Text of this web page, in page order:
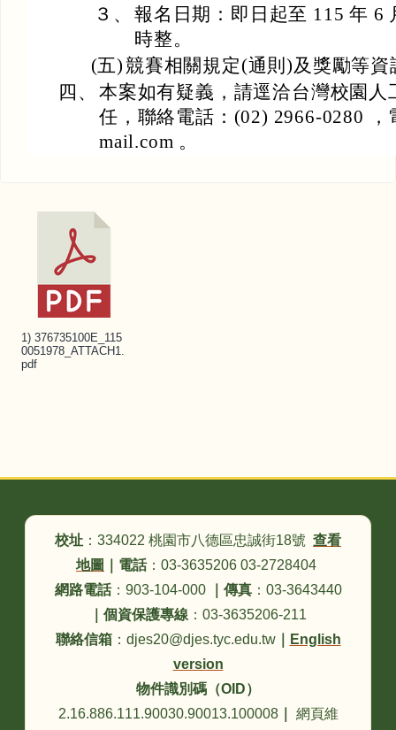
３、 報名日期：即日起至 115 年 6
時整。
(五)競賽相關規定(通則)及獎勵等資
四、 本案如有疑義，請逕洽台灣校園
任，聯絡電話：(02) 2966-0280 ，
mail.com 。
1) 376735100E_115
0051978_ATTACH1.
pdf
校址 ：334022 桃園市八德區忠誠街18號 查看
地圖
電話：03-3635206 03-2728404
網路電話：903-104-000 傳真：03-3643440
個資保護專線 ：03-3635206-211
聯絡信箱：djes20@djes.tyc.edu.tw｜
English
version
物件識別碼（OID）
2.16.886.111.90030.90013.100008｜
網頁維